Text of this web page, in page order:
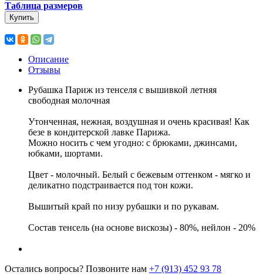
Таблица размеров
Купить
Описание
Отзывы
Рубашка Париж из тенселя с вышивкой летняя
свободная молочная
Утонченная, нежная, воздушная и очень красивая! Как
безе в кондитерской лавке Парижа.
Можно носить с чем угодно: с брюками, джинсами,
юбками, шортами.
Цвет - молочный. Белый с бежевым оттенком - мягко и
деликатно подстраивается под тон кожи.
Вышитый край по низу рубашки и по рукавам.
Состав тенсель (на основе вискозы) - 80%, нейлон - 20%
Остались вопросы? Позвоните нам +7 (913) 452 93 78